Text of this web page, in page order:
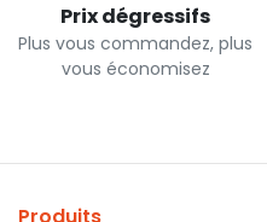
Prix dégressifs
Plus vous commandez, plus
vous économisez
Produits